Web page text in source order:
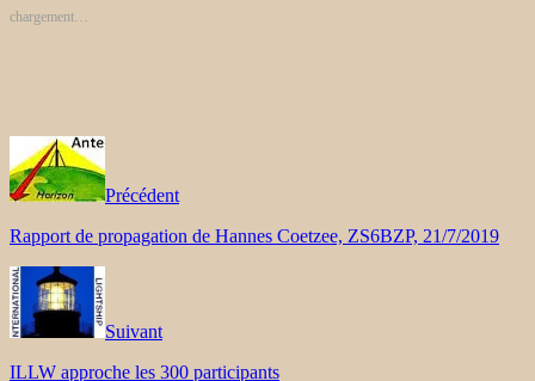
chargement…
Précédent
Rapport de propagation de Hannes Coetzee, ZS6BZP, 21/7/2019
Suivant
ILLW approche les 300 participants